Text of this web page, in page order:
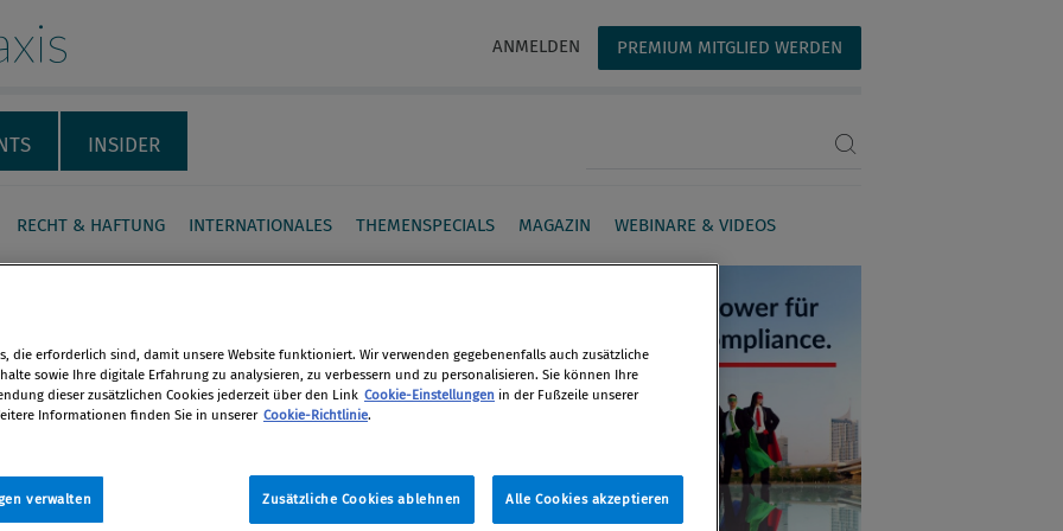
ANMELDEN PREMIUM MITGLIED WERDEN
INSIDER
RECHT & HAFTUNG INTERNATIONALES THEMENSPECIALS MAGAZIN WEBINARE & VIDEOS
die erforderlich sind, damit unsere Website funktioniert. Wir verwenden gegebenenfalls auch zusätzliche
sowie Ihre digitale Erfahrung zu analysieren, zu verbessern und zu personalisieren. Sie können Ihre
dieser zusätzlichen Cookies jederzeit über den Link Cookie-Einstellungen in der Fußzeile unserer
Informationen finden Sie in unserer Cookie-Richtlinie.
Zusätzliche Cookies ablehnen Alle Cookies akzeptieren
verwalten